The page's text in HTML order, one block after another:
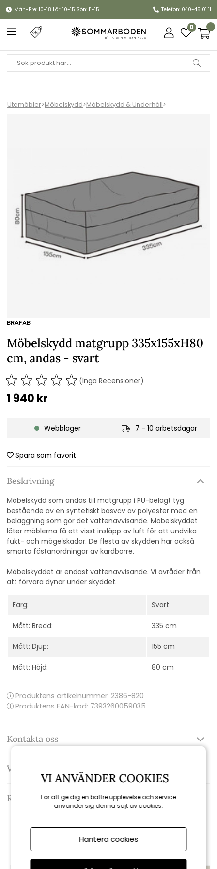
Mån-Fre: 10-18 Lör: 10-15 Sön: 11-15 Telefon: 040-45 01 11
0
Utemöbler>Möbelskydd>Möbelskydd & Underhåll>
BRAFAB
Möbelskydd matgrupp 335x155xH80
cm, andas - svart
(Inga Recensioner)
1 940 kr
Webblager 7 - 10 arbetsdagar
Spara som favorit
Beskrivning
Möbelskydd som andas till matgrupp i PU-belagt tyg
bestående av en syntetiskt basväv av polyester med en
beläggning som gör det vattenavvisande. Möbelskyddet
låter möblerna få ett visst insläpp av luft för att undvika
fukt- och mögelskador. De flesta av skydden har också
smarta fästanordningar av kardborre.
Möbelskyddet är endast vattenavvisande. Vi avråder från
att förvara dynor under skyddet.
Färg: Svart
Mått: Bredd: 335 cm
Mått: Djup: 155 cm
Mått: Höjd: 80 cm
Produktens artikelnummer: 2386-820
Produktens EAN-kod: 7393260059035
Kontakta oss
Varumärke: Brafab
Recensioner
Rekommenderade tillbehör
VI ANVÄNDER COOKIES
För att ge dig en bättre upplevelse och service
använder sig denna sajt av cookies.
Hantera cookies